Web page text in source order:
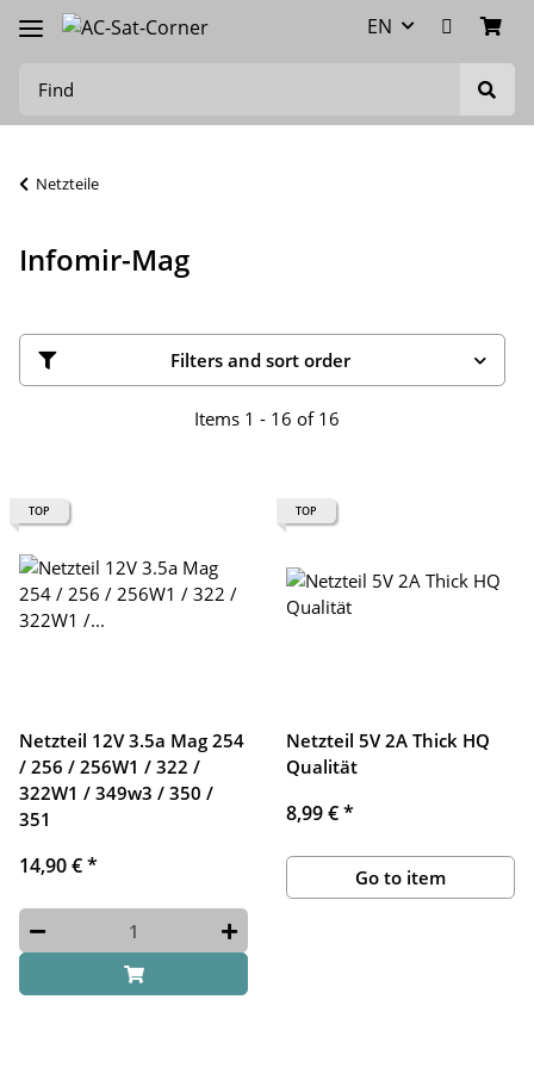
EN
Netzteile
Infomir-Mag
Filters and sort order
Items 1 - 16 of 16
TOP
Netzteil 12V 3.5a Mag 254
/ 256 / 256W1 / 322 /
322W1 / 349w3 / 350 /
351
14,90 €*
TOP
Netzteil 5V 2A Thick HQ
Qualität
8,99 €*
Go to item